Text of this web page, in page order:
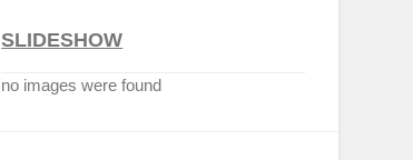
SLIDESHOW
no images were found